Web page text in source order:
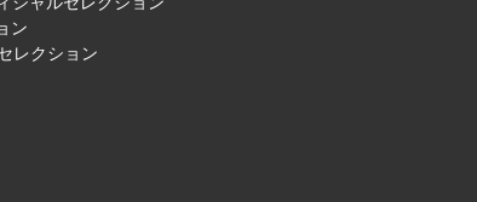
ン
レクション